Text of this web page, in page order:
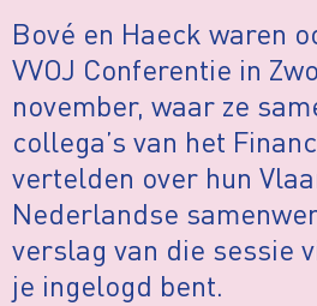
Bové en Haeck waren
VVOJ Conferentie in
november, waar ze
collega’s van het
vertelden over hun
Nederlandse
verslag van die sessie
je ingelogd bent.